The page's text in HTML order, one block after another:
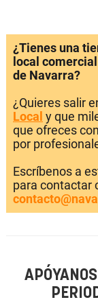
¿Tienes una
local
de Navarra?
¿Quieres salir
Local y que
que ofreces
por
Escríbenos a
para contactar